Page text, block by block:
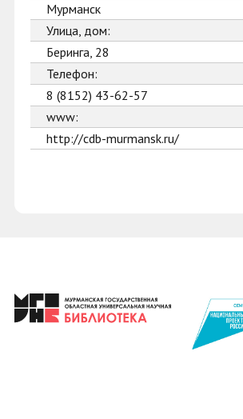
Мурманск
Улица, дом:
Беринга, 28
Телефон:
8 (8152) 43-62-57
www:
http://cdb-murmansk.ru/